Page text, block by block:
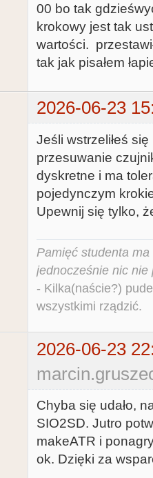
00 bo tak
krokowy jest tak
wartości.
tak jak pisałem
2026-06-23
Jeśli wstrzeliłeś
przesuwanie
dyskretne i ma
pojedynczym
Upewnij się tylko,
Pamięć studenta
jednocześnie nic nie
- Kilka(naście?)
wszystkimi rządzić.
2026-06-23
Chyba się udało,
SIO2SD. Jutro
makeATR i
ok. Dzięki za